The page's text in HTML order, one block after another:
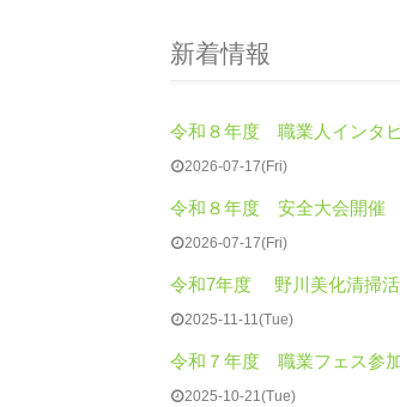
新着情報
令和８年度 職業人インタ
2026-07-17(Fri)
令和８年度 安全大会開催
2026-07-17(Fri)
令和7年度 野川美化清掃
2025-11-11(Tue)
令和７年度 職業フェス参
2025-10-21(Tue)